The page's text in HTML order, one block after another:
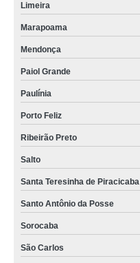
Limeira
Marapoama
Mendonça
Paiol Grande
Paulínia
Porto Feliz
Ribeirão Preto
Salto
Santa Teresinha de Piracicaba
Santo Antônio da Posse
Sorocaba
São Carlos